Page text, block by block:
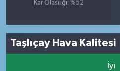
Kar Olasılığı: %52
Taşlıçay Hava Kalitesi
İyi